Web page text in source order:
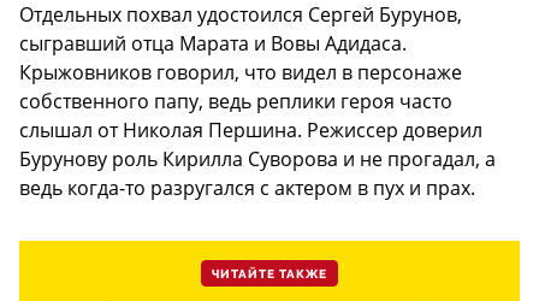
Отдельных похвал удостоился Сергей Бурунов,
сыгравший отца Марата и Вовы Адидаса.
Крыжовников говорил, что видел в персонаже
собственного папу, ведь реплики героя часто
слышал от Николая Першина. Режиссер доверил
Бурунову роль Кирилла Суворова и не прогадал, а
ведь когда-то разругался с актером в пух и прах.
ЧИТАЙТЕ ТАКЖЕ